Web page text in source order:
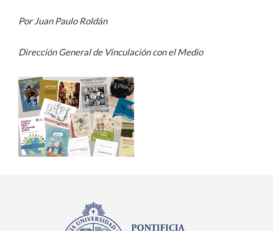
Por Juan Paulo Roldán
Dirección General de Vinculación con el Medio